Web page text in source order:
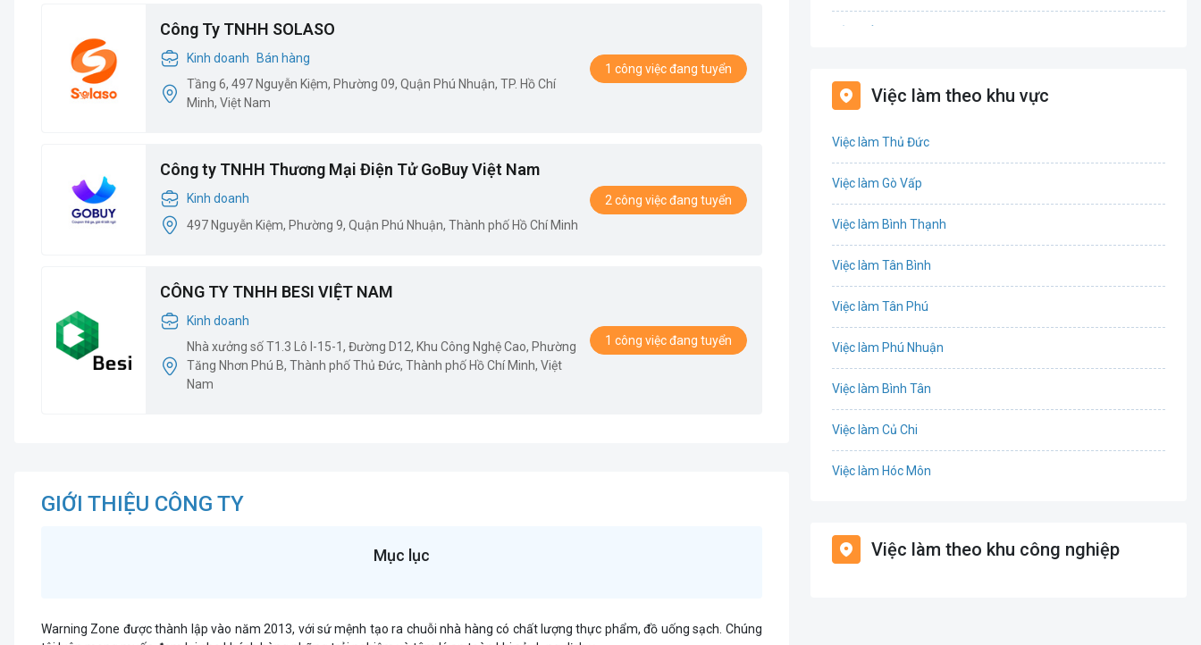
Công Ty TNHH SOLASO
Kinh doanh Bán hàng
Tầng 6, 497 Nguyễn Kiệm, Phường 09, Quận Phú Nhuận, TP. Hồ Chí
Minh, Việt Nam
1 công việc đang tuyển
Công ty TNHH Thương Mại Điện Tử GoBuy Việt Nam
Kinh doanh
497 Nguyễn Kiệm, Phường 9, Quận Phú Nhuận, Thành phố Hồ Chí Minh
2 công việc đang tuyển
CÔNG TY TNHH BESI VIỆT NAM
Kinh doanh
Nhà xưởng số T1.3 Lô I-15-1, Đường D12, Khu Công Nghệ Cao, Phường
Tăng Nhơn Phú B, Thành phố Thủ Đức, Thành phố Hồ Chí Minh, Việt
Nam
1 công việc đang tuyển
GIỚI THIỆU CÔNG TY
Mục lục
Warning Zone được thành lập vào năm 2013, với sứ mệnh tạo ra chuỗi nhà hàng có chất lượng thực phẩm, đồ uống sạch. Chúng
Biên phiên dịch
Văn Phòng
Việc làm theo khu vực
Việc làm Thủ Đức
Việc làm Gò Vấp
Việc làm Bình Thạnh
Việc làm Tân Bình
Việc làm Tân Phú
Việc làm Phú Nhuận
Việc làm Bình Tân
Việc làm Củ Chi
Việc làm Hóc Môn
Việc làm Nhà Bè
Việc làm theo khu công nghiệp